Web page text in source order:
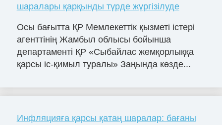
шаралары қарқынды түрде жүргізілуде
Осы бағытта ҚР Мемлекеттік қызметі істері
агенттінің Жамбыл облысы бойынша
департаменті ҚР «Сыбайлас жемқорлыққа
қарсы іс-қимыл туралы» Заңында көзде...
Инфляцияға қарсы қатаң шаралар: бағаны